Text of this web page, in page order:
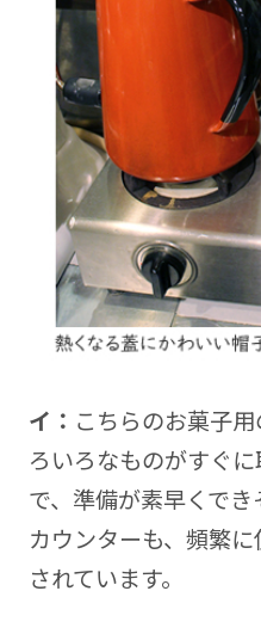
イ： こちらのお菓子
ろいろなものがすぐ
で、準備が素早くで
カウンターも、頻繁
されています。